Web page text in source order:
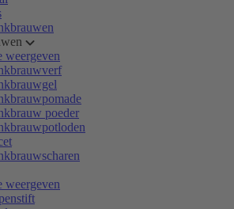
weergeven
poeder
weergeven